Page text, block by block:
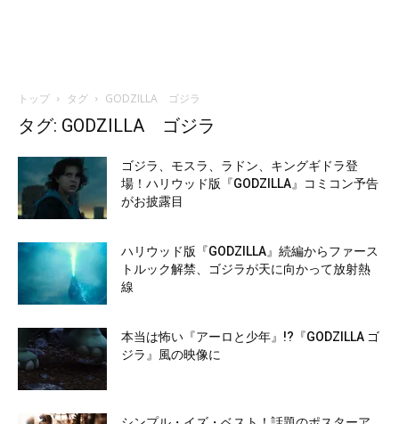
トップ タグ GODZILLA ゴジラ
タグ: GODZILLA ゴジラ
ゴジラ、モスラ、ラドン、キングギドラ登
場！ハリウッド版『GODZILLA』コミコン予告
がお披露目
ハリウッド版『GODZILLA』続編からファース
トルック解禁、ゴジラが天に向かって放射熱
線
本当は怖い『アーロと少年』!?『GODZILLA ゴ
ジラ』風の映像に